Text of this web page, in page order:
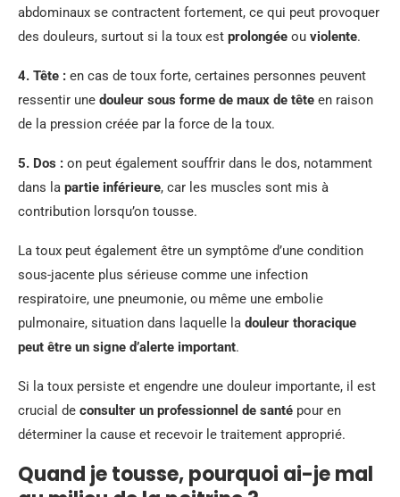
abdominaux se contractent fortement, ce qui peut provoquer
des douleurs, surtout si la toux est prolongée ou violente.
4. Tête : en cas de toux forte, certaines personnes peuvent
ressentir une douleur sous forme de maux de tête en raison
de la pression créée par la force de la toux.
5. Dos : on peut également souffrir dans le dos, notamment
dans la partie inférieure, car les muscles sont mis à
contribution lorsqu’on tousse.
La toux peut également être un symptôme d’une condition
sous-jacente plus sérieuse comme une infection
respiratoire, une pneumonie, ou même une embolie
pulmonaire, situation dans laquelle la douleur thoracique
peut être un signe d’alerte important.
Si la toux persiste et engendre une douleur importante, il est
crucial de consulter un professionnel de santé pour en
déterminer la cause et recevoir le traitement approprié.
Quand je tousse, pourquoi ai-je mal